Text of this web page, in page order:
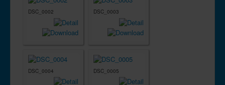
DSC_0002 DSC_0003
DSC_0004 DSC_0005